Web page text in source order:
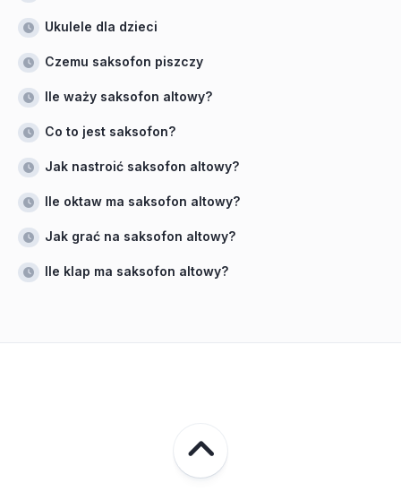
Ukulele dla dzieci
Czemu saksofon piszczy
Ile waży saksofon altowy?
Co to jest saksofon?
Jak nastroić saksofon altowy?
Ile oktaw ma saksofon altowy?
Jak grać na saksofon altowy?
Ile klap ma saksofon altowy?